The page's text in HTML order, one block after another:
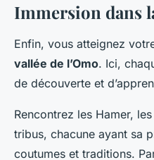
Immersion dans
Enfin, vous atteignez
vallée de l’Omo. Ici,
de découverte et
Rencontrez les Hamer,
tribus, chacune ayant sa
coutumes et traditions.